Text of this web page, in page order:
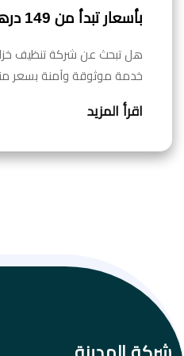
بأسعار تبدأ من 149 درهم!
هل تبحث عن شركة تنظيف
خدمة موثوقة وآمنة بسعر
اقرأ المزيد